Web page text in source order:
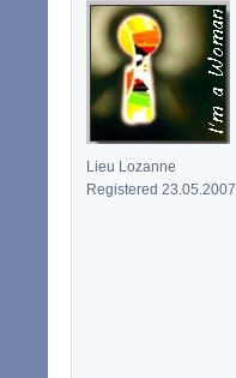
Lieu Lozanne
Registered 23.05.2007